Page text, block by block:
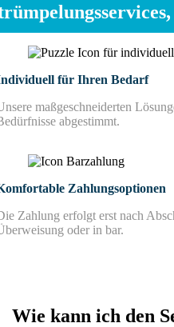
für Ihren Bedarf
maßgeschneiderten
abgestimmt.
Zahlungsoptionen
Zahlung erfolgt erst nach
oder in bar.
Wie kann ich den